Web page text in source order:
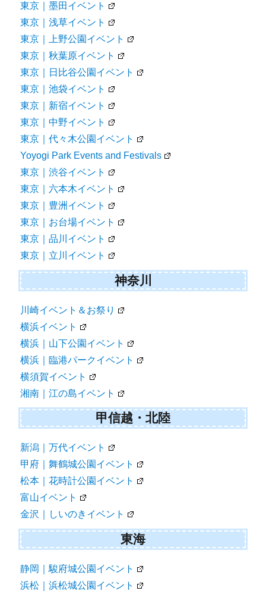
東京｜墨田イベント
東京｜浅草イベント
東京｜上野公園イベント
東京｜秋葉原イベント
東京｜日比谷公園イベント
東京｜池袋イベント
東京｜新宿イベント
東京｜中野イベント
東京｜代々木公園イベント
Yoyogi Park Events and Festivals
東京｜渋谷イベント
東京｜六本木イベント
東京｜豊洲イベント
東京｜お台場イベント
東京｜品川イベント
東京｜立川イベント
神奈川
川崎イベント＆お祭り
横浜イベント
横浜｜山下公園イベント
横浜｜臨港パークイベント
横須賀イベント
湘南｜江の島イベント
甲信越・北陸
新潟｜万代イベント
甲府｜舞鶴城公園イベント
松本｜花時計公園イベント
富山イベント
金沢｜しいのきイベント
東海
静岡｜駿府城公園イベント
浜松｜浜松城公園イベント